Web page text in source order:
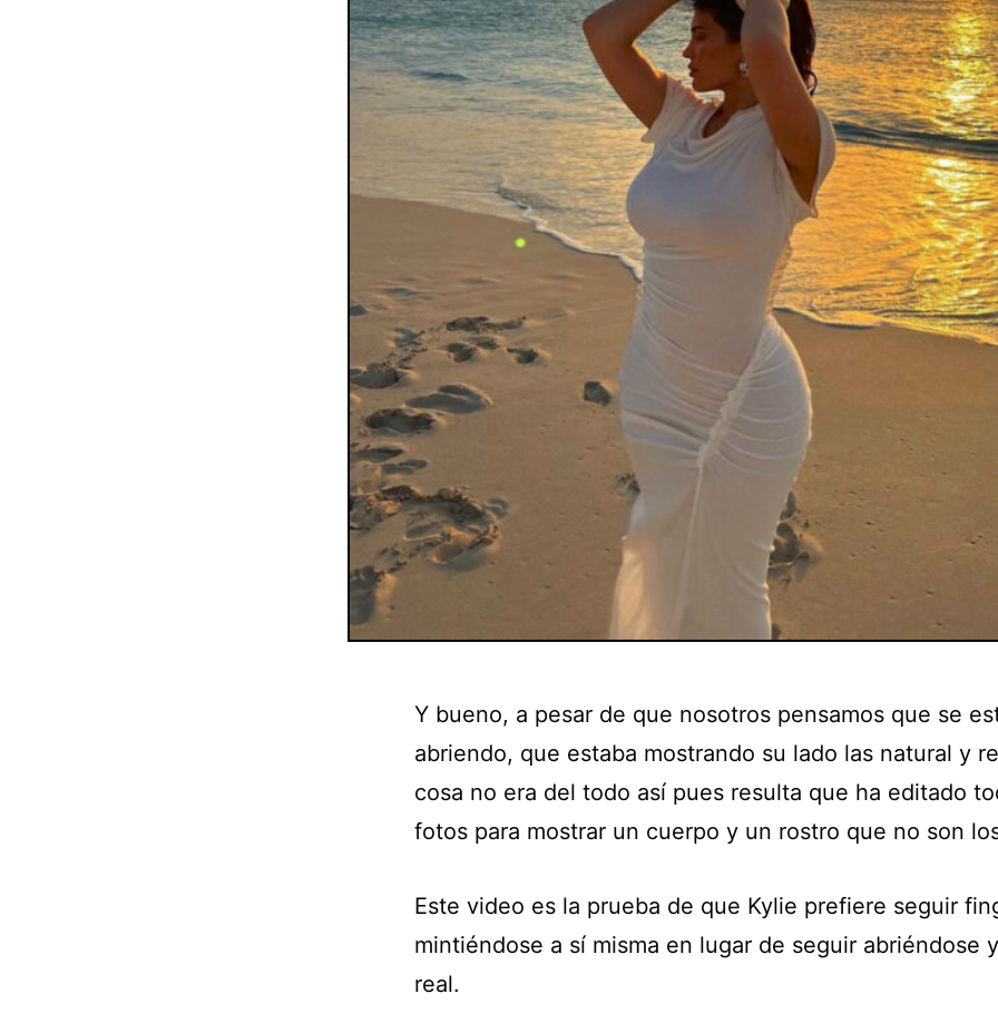
Y bueno, a pesar de que nosotros pensamos que se
abriendo, que estaba mostrando su lado las natural y
cosa no era del todo así pues resulta que ha editado
fotos para mostrar un cuerpo y un rostro que no son
Este video es la prueba de que Kylie prefiere seguir
mintiéndose a sí misma en lugar de seguir abriéndose
real.